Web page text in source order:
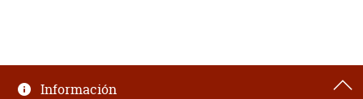
Información